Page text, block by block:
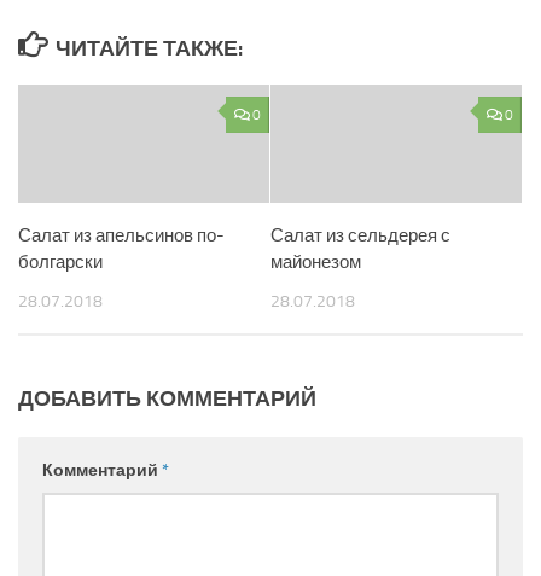
ЧИТАЙТЕ ТАКЖЕ:
0
Салат из апельсинов по-
болгарски
28.07.2018
0
Салат из сельдерея с
майонезом
28.07.2018
ДОБАВИТЬ КОММЕНТАРИЙ
Комментарий *